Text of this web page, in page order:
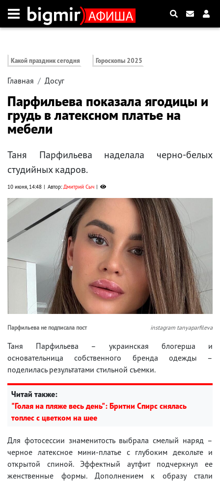
Какой праздник сегодня Гороскопы 2025
Главная Досуг
Парфильева показала ягодицы и
грудь в латексном платье на
мебели
Таня Парфильева наделала черно-белых
студийных кадров.
10 июня, 14:48 Автор:Дмитрий Сыч
Парфильева не подписала пост instagram tanyaparfileva
Таня Парфильева – украинская блогерша и
основательница собственного бренда одежды –
поделилась результатами стильной съемки.
Читай также:
"Голая на пляже весь день": Бритни Спирс снялась
топлес с цветком на шее
Для фотосессии знаменитость выбрала смелый наряд –
черное латексное мини-платье с глубоким декольте и
открытой спиной. Эффектный аутфит подчеркнул ее
женственные формы. Дополнением к образу стали